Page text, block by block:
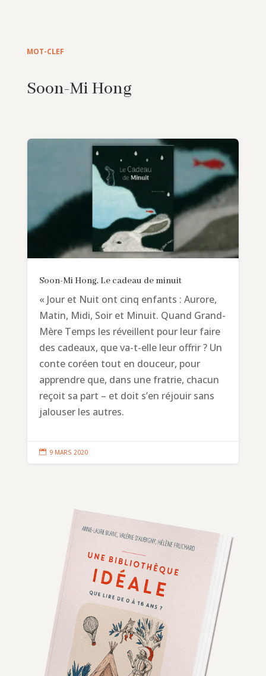
MOT-CLEF
Soon-Mi Hong
Soon-Mi Hong, Le cadeau de minuit
« Jour et Nuit ont cinq enfants : Aurore,
Matin, Midi, Soir et Minuit. Quand Grand-
Mère Temps les réveillent pour leur faire
des cadeaux, que va-t-elle leur offrir ? Un
conte coréen tout en douceur, pour
apprendre que, dans une fratrie, chacun
reçoit sa part – et doit s’en réjouir sans
jalouser les autres.
 9 MARS 2020